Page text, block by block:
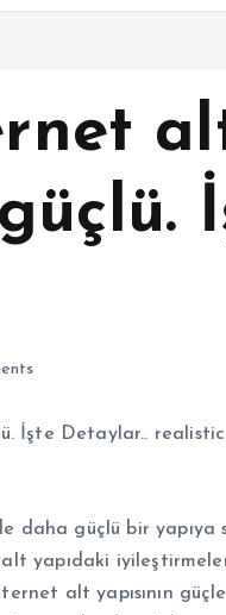
alt
daha güçlü bir yapıya
yapıdaki
alt yapısının